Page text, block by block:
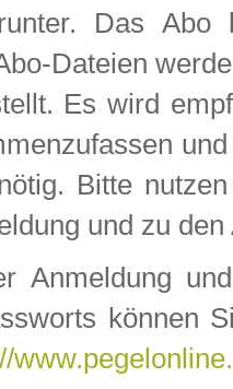
Das
Dateien
Es wird
Bitte
und zu
Anmeldung
können